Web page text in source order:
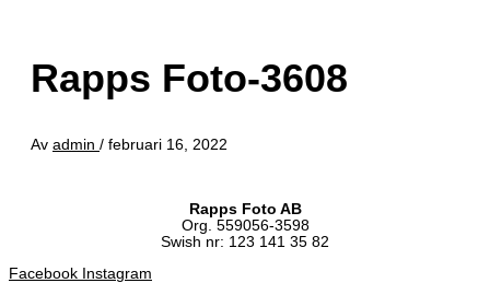
Rapps Foto-3608
Av admin / februari 16, 2022
Rapps Foto AB
Org. 559056-3598
Swish nr: 123 141 35 82
Facebook Instagram